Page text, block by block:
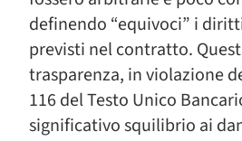
definendo “equivoci” i
previsti nel contratto.
trasparenza, in violazione
116 del Testo Unico
significativo squilibrio ai